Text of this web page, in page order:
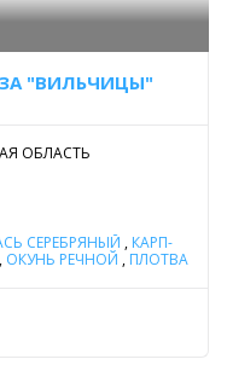
"ВИЛЬЧИЦЫ"
ОБЛАСТЬ
СЕРЕБРЯНЫЙ , КАРП-
, ОКУНЬ РЕЧНОЙ , ПЛОТВА